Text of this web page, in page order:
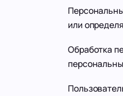
или
Обработка